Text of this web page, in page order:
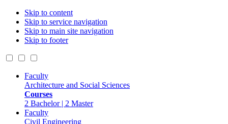
Skip to content
Skip to service navigation
Skip to main site navigation
Skip to footer
Faculty
Architecture and Social Sciences
Courses
2 Bachelor | 2 Master
Faculty
Civil Engineering